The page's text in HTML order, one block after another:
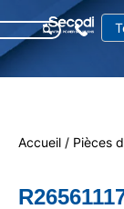
Accueil / Pièces